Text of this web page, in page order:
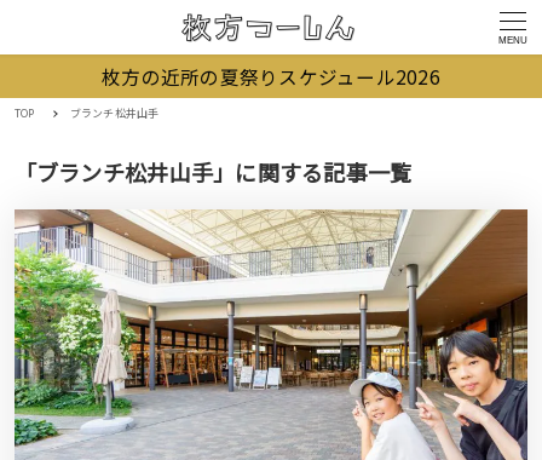
MENU
枚方の近所の夏祭りスケジュール2026
TOP ブランチ松井山手
「ブランチ松井山手」に関する記事一覧